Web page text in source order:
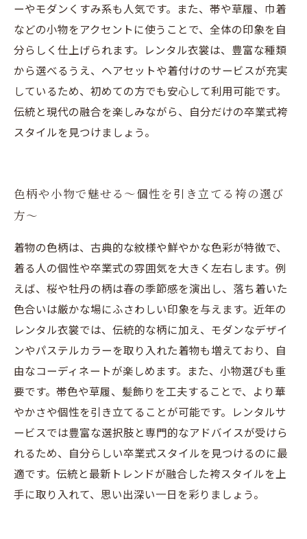
ーやモダンくすみ系も人気です。また、帯や草履、巾着
などの小物をアクセントに使うことで、全体の印象を自
分らしく仕上げられます。レンタル衣裳は、豊富な種類
から選べるうえ、ヘアセットや着付けのサービスが充実
しているため、初めての方でも安心して利用可能です。
伝統と現代の融合を楽しみながら、自分だけの卒業式袴
スタイルを見つけましょう。
色柄や小物で魅せる〜個性を引き立てる袴の選び
方〜
着物の色柄は、古典的な紋様や鮮やかな色彩が特徴で、
着る人の個性や卒業式の雰囲気を大きく左右します。例
えば、桜や牡丹の柄は春の季節感を演出し、落ち着いた
色合いは厳かな場にふさわしい印象を与えます。近年の
レンタル衣裳では、伝統的な柄に加え、モダンなデザイ
ンやパステルカラーを取り入れた着物も増えており、自
由なコーディネートが楽しめます。また、小物選びも重
要です。帯色や草履、髪飾りを工夫することで、より華
やかさや個性を引き立てることが可能です。レンタルサ
ービスでは豊富な選択肢と専門的なアドバイスが受けら
れるため、自分らしい卒業式スタイルを見つけるのに最
適です。伝統と最新トレンドが融合した袴スタイルを上
手に取り入れて、思い出深い一日を彩りましょう。